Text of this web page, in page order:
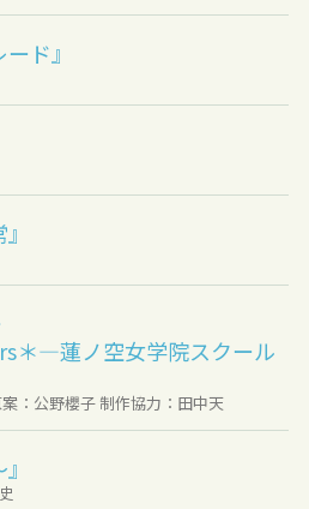
ド』
＊―蓮ノ空女学院スクール
：公野櫻子 制作協力：田中天